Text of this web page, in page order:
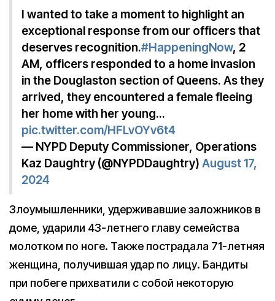
I wanted to take a moment to highlight an
exceptional response from our officers that
deserves recognition.#HappeningNow, 2
AM, officers responded to a home invasion
in the Douglaston section of Queens. As they
arrived, they encountered a female fleeing
her home with her young…
pic.twitter.com/HFLvOYv6t4
— NYPD Deputy Commissioner, Operations
Kaz Daughtry (@NYPDDaughtry) August 17,
2024
Злоумышленники, удерживавшие заложников в
доме, ударили 43-летнего главу семейства
молотком по ноге. Также пострадала 71-летняя
женщина, получившая удар по лицу. Бандиты
при побеге прихватили с собой некоторую